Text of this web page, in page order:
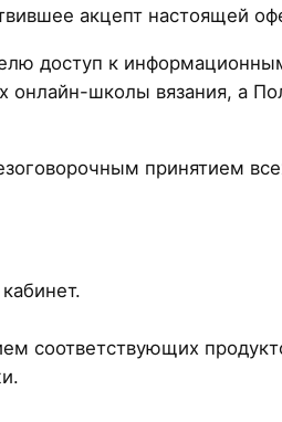
акцепт настоящей
доступ к
школы вязания, а
принятием
соответствующих